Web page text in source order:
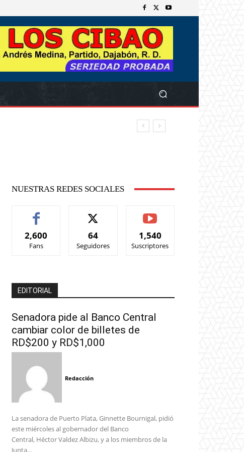
NUESTRAS REDES SOCIALES
2,600
Fans
64
Seguidores
1,540
Suscriptores
EDITORIAL
Senadora pide al Banco Central
cambiar color de billetes de
RD$200 y RD$1,000
Redacción
La senadora de Puerto Plata, Ginnette Bournigal, pidió
este miércoles al gobernador del Banco
Central, Héctor Valdez Albizu, y a los miembros de la
Junta...